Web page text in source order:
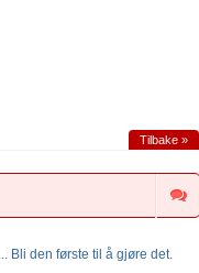
Tilbake »
Bli den første til å gjøre det.